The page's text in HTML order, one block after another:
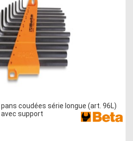
coudées série longue (art. 96L)
avec support